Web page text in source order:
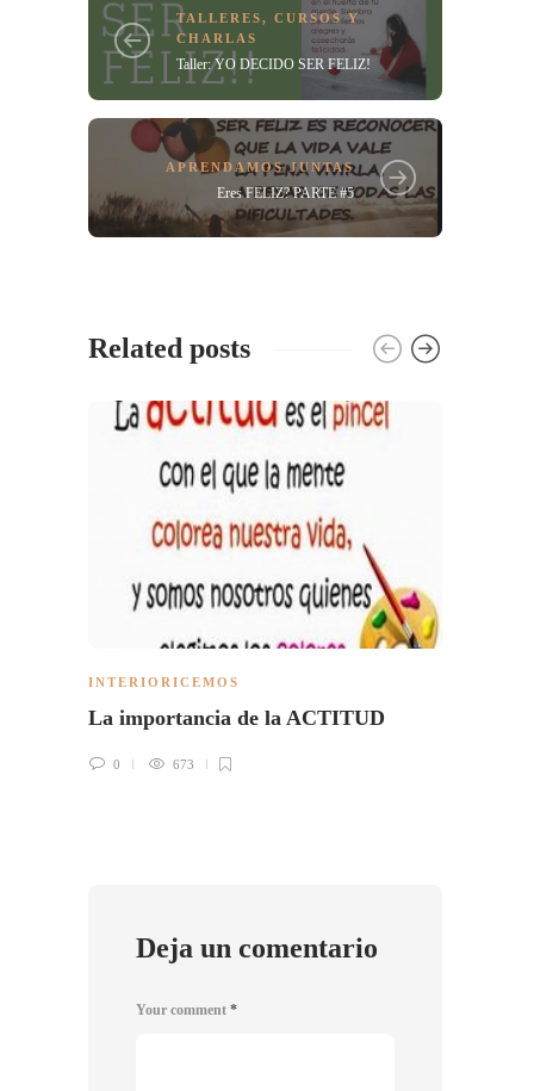
TALLERES, CURSOS Y
CHARLAS
Taller: YO DECIDO SER FELIZ!
APRENDAMOS JUNTAS
Eres FELIZ? PARTE #5
Related posts
INTERIORICEMOS
La importancia de la ACTITUD
0 673
Deja un comentario
Your comment *